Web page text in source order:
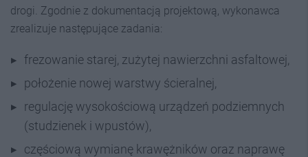
drogi. Zgodnie z dokumentacją projektową, wykonawca
zrealizuje następujące zadania:
frezowanie starej, zużytej nawierzchni asfaltowej,
położenie nowej warstwy ścieralnej,
regulację wysokościową urządzeń podziemnych
(studzienek i wpustów),
częściową wymianę krawężników oraz naprawę